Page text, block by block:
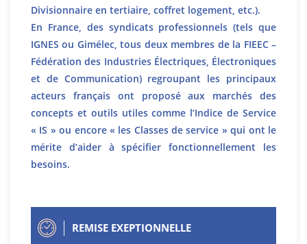
Divisionnaire en tertiaire, coffret logement, etc.).
En France, des syndicats professionnels (tels que
IGNES ou Gimélec, tous deux membres de la FIEEC –
Fédération des Industries Électriques, Électroniques
et de Communication) regroupant les principaux
acteurs français ont proposé aux marchés des
concepts et outils utiles comme l’Indice de Service
« IS » ou encore « les Classes de service » qui ont le
mérite d’aider à spécifier fonctionnellement les
besoins.
REMISE EXEPTIONNELLE